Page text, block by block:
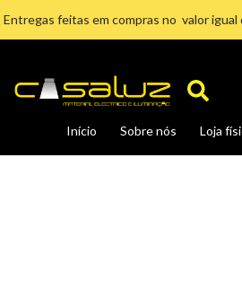
conteúdo
Entregas feitas em compras no valor igual
Início Sobre nós Loja